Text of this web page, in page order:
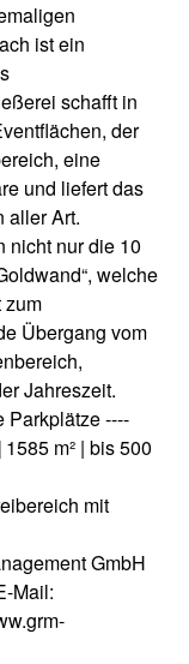
ist ein
schafft in
der
eine
und liefert das
aller Art.
nicht nur die 10
welche
zum
Übergang vom
Jahreszeit.
Parkplätze ----
m² | bis 500
mit
GmbH
Mail: